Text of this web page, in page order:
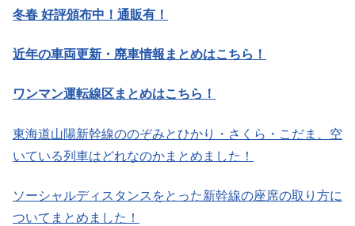
冬春 好評頒布中！通販有！
近年の車両更新・廃車情報まとめはこちら！
ワンマン運転線区まとめはこちら！
東海道山陽新幹線ののぞみとひかり・さくら・こだま、空
いている列車はどれなのかまとめました！
ソーシャルディスタンスをとった新幹線の座席の取り方に
ついてまとめました！